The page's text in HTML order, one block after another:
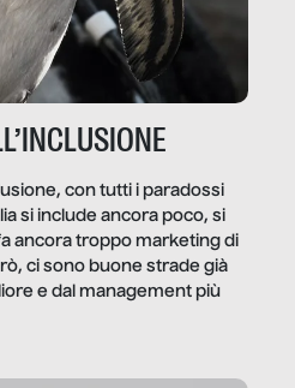
con tutti i paradossi
si include ancora poco, si
ancora troppo marketing di
ci sono buone strade già
e dal management più